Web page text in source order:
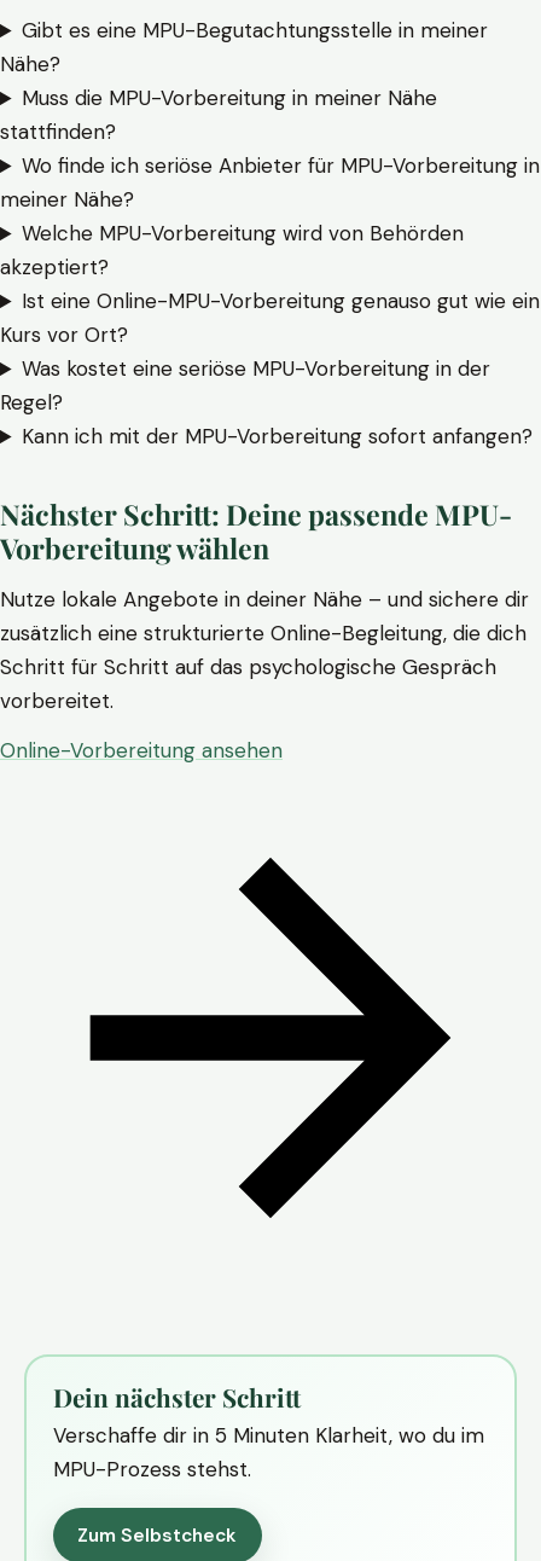
Gibt es eine MPU-Begutachtungsstelle in meiner
Nähe?
Muss die MPU-Vorbereitung in meiner Nähe
stattfinden?
Wo finde ich seriöse Anbieter für MPU-Vorbereitung in
meiner Nähe?
Welche MPU-Vorbereitung wird von Behörden
akzeptiert?
Ist eine Online-MPU-Vorbereitung genauso gut wie ein
Kurs vor Ort?
Was kostet eine seriöse MPU-Vorbereitung in der
Regel?
Kann ich mit der MPU-Vorbereitung sofort anfangen?
Nächster Schritt: Deine passende MPU-
Vorbereitung wählen
Nutze lokale Angebote in deiner Nähe – und sichere dir
zusätzlich eine strukturierte Online-Begleitung, die dich
Schritt für Schritt auf das psychologische Gespräch
vorbereitet.
Online-Vorbereitung ansehen
Dein nächster Schritt
Verschaffe dir in 5 Minuten Klarheit, wo du im
MPU-Prozess stehst.
Zum Selbstcheck